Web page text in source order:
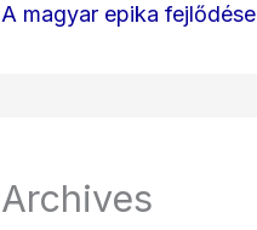
A magyar epika fejlődése
Archives